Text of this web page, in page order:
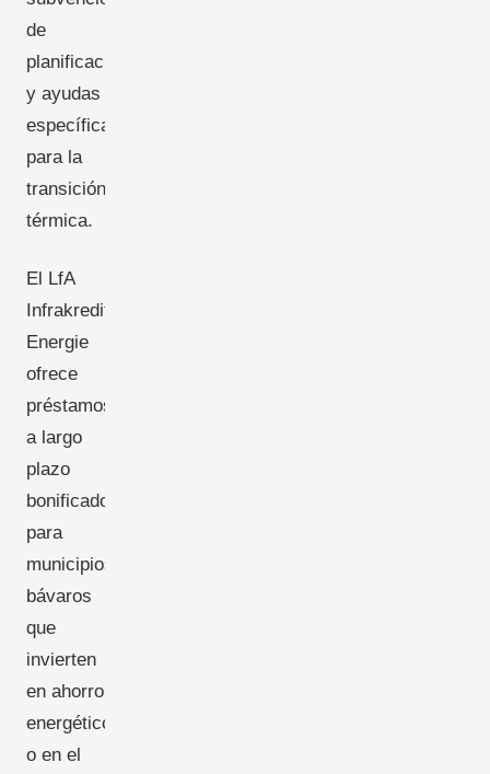
de
planificación
y ayudas
específicas
para la
transición
térmica.
El LfA
Infrakredit
Energie
ofrece
préstamos
a largo
plazo
bonificados
para
municipios
bávaros
que
invierten
en ahorro
energético
o en el